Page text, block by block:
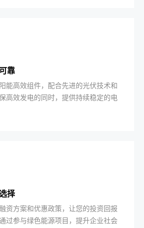
靠
能高效组件，配合先进的光伏技术和
高效发电的同时，提供持续稳定的电
择
资方案和优惠政策，让您的投资回报
过参与绿色能源项目，提升企业社会